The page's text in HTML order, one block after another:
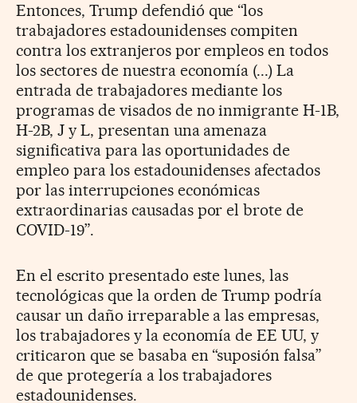
Entonces, Trump defendió que “los
trabajadores estadounidenses compiten
contra los extranjeros por empleos en todos
los sectores de nuestra economía (...) La
entrada de trabajadores mediante los
programas de visados de no inmigrante H-1B,
H-2B, J y L, presentan una amenaza
significativa para las oportunidades de
empleo para los estadounidenses afectados
por las interrupciones económicas
extraordinarias causadas por el brote de
COVID-19”.
En el escrito presentado este lunes, las
tecnológicas que la orden de Trump podría
causar un daño irreparable a las empresas,
los trabajadores y la economía de EE UU, y
criticaron que se basaba en “suposión falsa”
de que protegería a los trabajadores
estadounidenses.